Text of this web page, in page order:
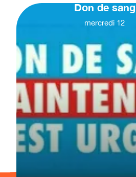
Don de sang
mercredi 12